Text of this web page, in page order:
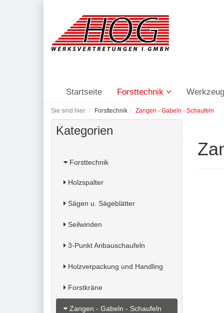
Startseite Forsttechnik
Sie sind hier: Forsttechnik Zangen - Gabeln - Schaufeln
Kategorien
Forsttechnik
Holzspalter
Sägen u. Sägeblätter
Seilwinden
3-Punkt Anbauschaufeln
Holzverpackung und Handling
Forstkräne
Zangen - Gabeln - Schaufeln